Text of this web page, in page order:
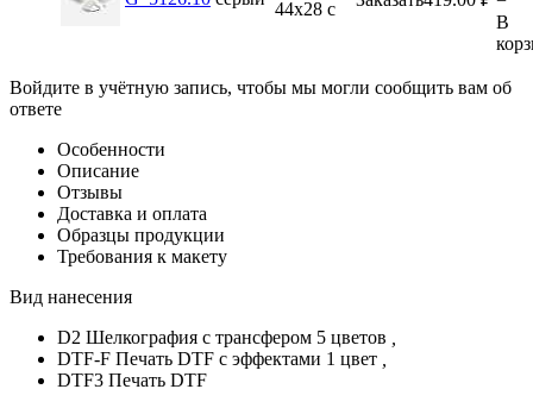
44х28 с
В
Войдите в учётную запись, чтобы мы могли сообщить вам об
ответе
Особенности
Описание
Отзывы
Доставка и оплата
Образцы продукции
Требования к макету
Вид нанесения
D2 Шелкография с трансфером 5 цветов
DTF-F Печать DTF с эффектами 1 цвет
DTF3 Печать DTF